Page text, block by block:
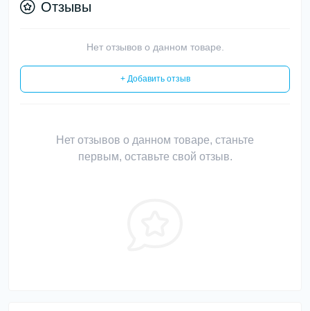
Отзывы
Нет отзывов о данном товаре.
+ Добавить отзыв
Нет отзывов о данном товаре, станьте
первым, оставьте свой отзыв.